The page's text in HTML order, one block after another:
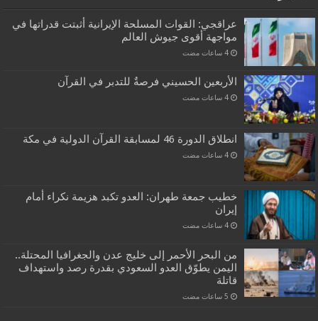
عراقجي: القوات المسلحة الإيرانية أثبتت قدراتها في
مواجهة أقوى جيوش العالم
‏4 ساعات مضت
الأربعين الحسيني فرصةٌ للتدبر في القرآن
‏4 ساعات مضت
انطلاق الدورة 46 لمسابقة القرآن الدولية في مكة
‏4 ساعات مضت
خطيب جمعة طهران: العدو تكبد هزيمة نكراء أمام
إيران
‏4 ساعات مضت
من البحر الأحمر إلى خليج عدن والجغرافيا المحتلة..
اليمن يطوّق العدو السعودي بقدرة رصد واستهداف
قاتلة